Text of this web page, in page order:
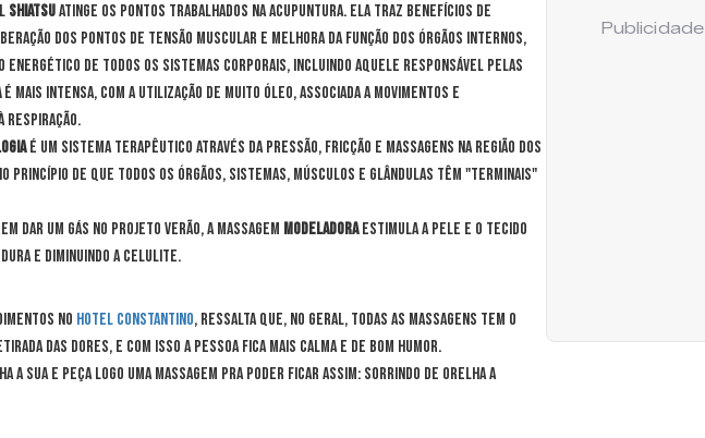
Shiatsuatinge os pontos trabalhados na acupuntura. Ela traz benefícios de
dos pontos de tensão muscular e melhora da função dos órgãos internos,
energético de todos os sistemas corporais, incluindo aquele responsável pelas
é mais intensa, com a utilização de muito óleo, associada a movimentos e
respiração.
é um sistema terapêutico através da pressão, fricção e massagens na região dos
princípio de que todos os órgãos, sistemas, músculos e glândulas têm "terminais"
dar um gás no projeto verão, a massagem Modeladoraestimula a pele e o tecido
e diminuindo a celulite.
no Hotel Constantino, ressalta que, no geral, todas as massagens tem o
das dores, e com isso a pessoa fica mais calma e de bom humor.
a sua e peça logo uma massagem pra poder ficar assim: sorrindo de orelha a
Publicidade